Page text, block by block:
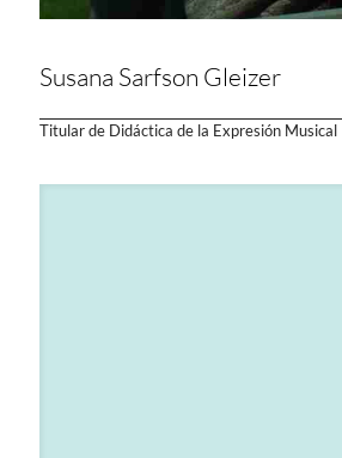
Susana Sarfson Gleizer
Titular de Didáctica de la Expresión Musical